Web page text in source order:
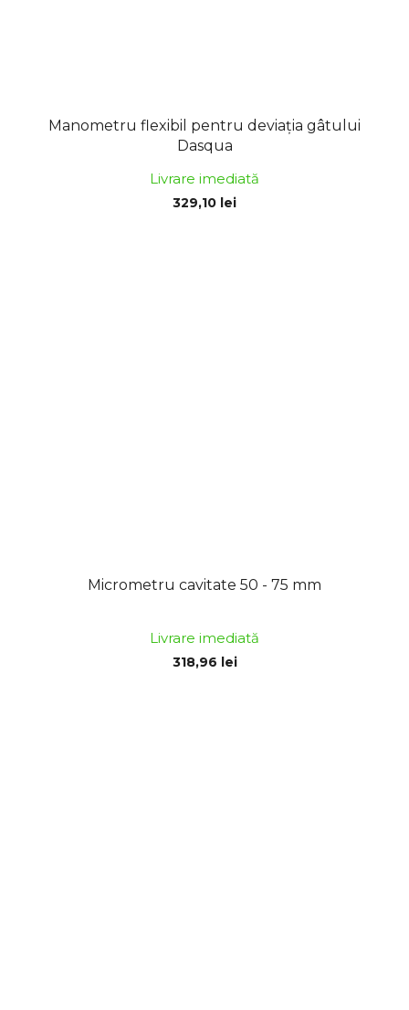
Manometru flexibil pentru deviația gâtului
Dasqua
Livrare imediată
329,10 lei
Micrometru cavitate 50 - 75 mm
Livrare imediată
318,96 lei